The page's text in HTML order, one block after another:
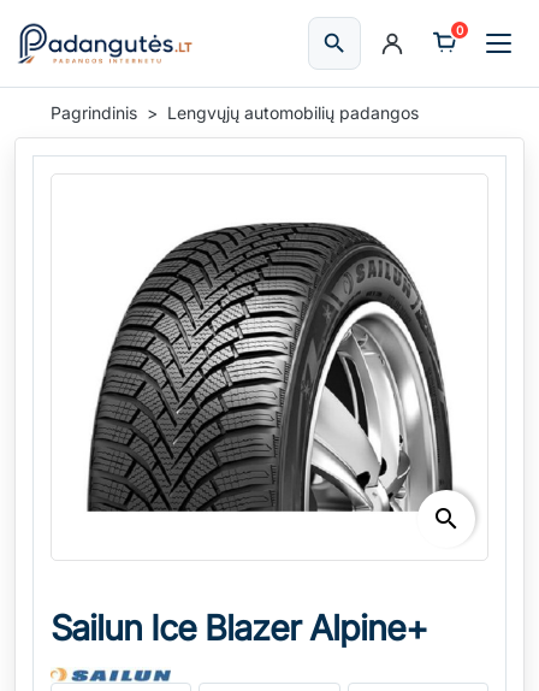
searchIeškoti
0
Pagrindinis Lengvųjų automobilių padangos
search
Sailun Ice Blazer Alpine+